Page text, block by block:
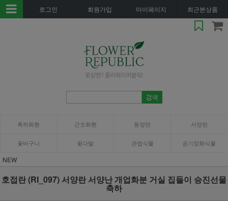
로그인 회원가입 마이페이지 최근본상품
축하화환 근조화환 동양란 서양란
꽃바구니 꽃다발 관엽식물 공기정화식물
NEW
호접란 (RI_097) 서양란 서양난 개업화분 거실 집들이 승진선물
축하